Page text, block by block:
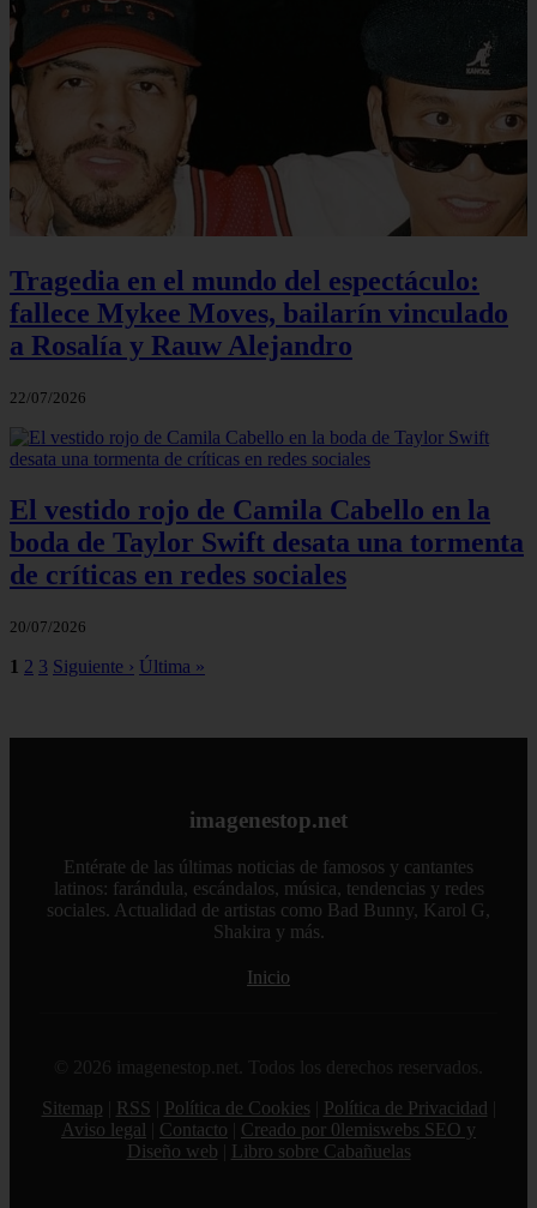
Tragedia en el mundo del espectáculo:
fallece Mykee Moves, bailarín vinculado
a Rosalía y Rauw Alejandro
22/07/2026
El vestido rojo de Camila Cabello en la
boda de Taylor Swift desata una tormenta
de críticas en redes sociales
20/07/2026
1 2 3 Siguiente › Última »
imagenestop.net
Entérate de las últimas noticias de famosos y cantantes
latinos: farándula, escándalos, música, tendencias y redes
sociales. Actualidad de artistas como Bad Bunny, Karol G,
Shakira y más.
Inicio
© 2026 imagenestop.net. Todos los derechos reservados.
Sitemap
RSS Política de Cookies Política de Privacidad
Aviso legal
Contacto
Creado por 0lemiswebs SEO y
Diseño web
Libro sobre Cabañuelas